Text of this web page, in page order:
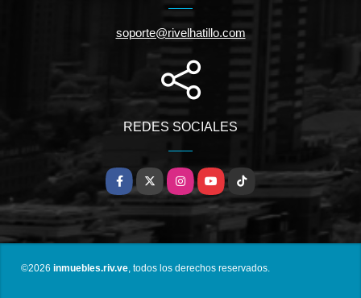
soporte@rivelhatillo.com
REDES SOCIALES
Facebook
X InstagramYouTubeTikTok
©2026 inmuebles.riv.ve, todos los derechos reservados.